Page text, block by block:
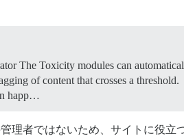
The Toxicity modules can
of content that crosses a threshold.
happ…
理者ではないため、サイトに役立